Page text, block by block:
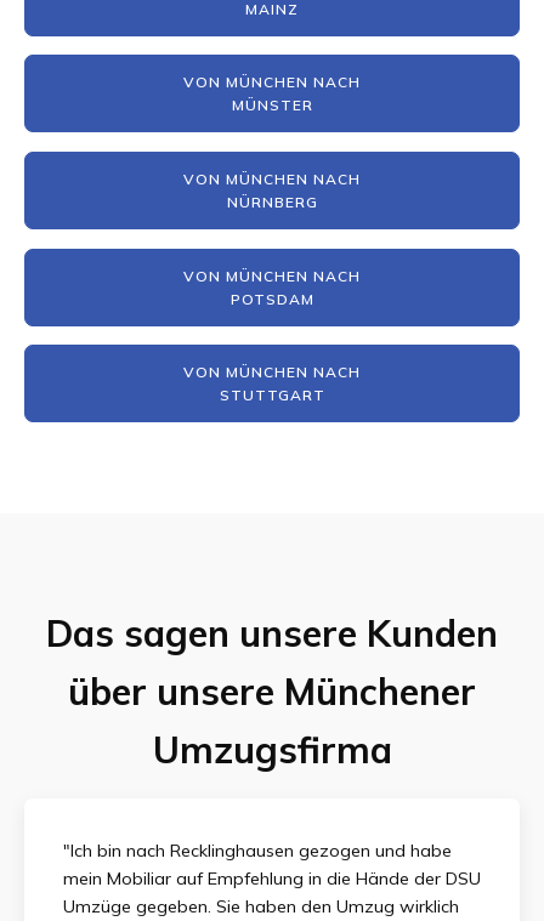
MAINZ
VON MÜNCHEN NACH
MÜNSTER
VON MÜNCHEN NACH
NÜRNBERG
VON MÜNCHEN NACH
POTSDAM
VON MÜNCHEN NACH
STUTTGART
Das sagen unsere Kunden
über unsere Münchener
Umzugsfirma
"Ich bin nach Recklinghausen gezogen und habe
mein Mobiliar auf Empfehlung in die Hände der DSU
Umzüge gegeben. Sie haben den Umzug wirklich